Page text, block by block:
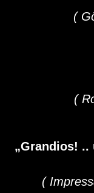
(
(
„Grandios! ..
(